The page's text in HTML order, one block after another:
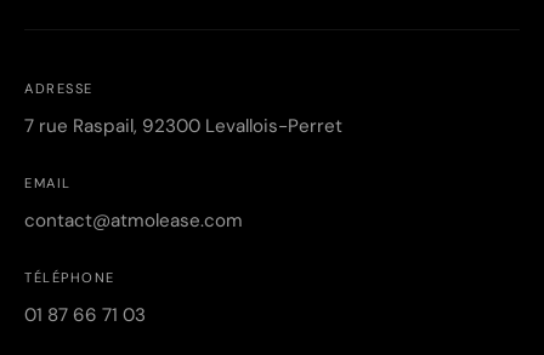
ADRESSE
7 rue Raspail, 92300 Levallois-Perret
EMAIL
contact@atmolease.com
TÉLÉPHONE
01 87 66 71 03